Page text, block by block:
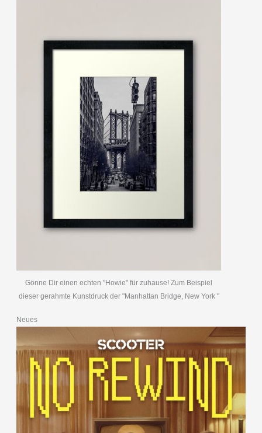
Gönne Dir einen echten "Howie" für zuhause! Zum Beispiel
dieser gerahmte Kunstdruck der "Manhattan Bridge, New York "
Neues